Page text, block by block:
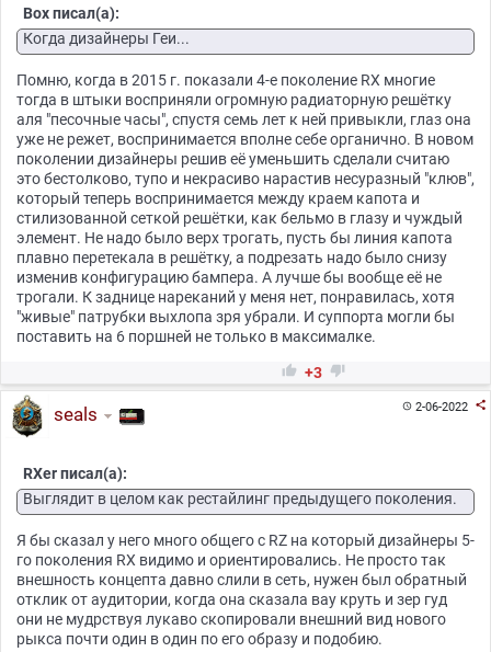
Box писал(а):
Когда дизайнеры Геи...
Помню, когда в 2015 г. показали 4-е поколение RX многие
тогда в штыки восприняли огромную радиаторную решётку
аля "песочные часы", спустя семь лет к ней привыкли, глаз она
уже не режет, воспринимается вполне себе органично. В новом
поколении дизайнеры решив её уменьшить сделали считаю
это бестолково, тупо и некрасиво нарастив несуразный "клюв",
который теперь воспринимается между краем капота и
стилизованной сеткой решётки, как бельмо в глазу и чуждый
элемент. Не надо было верх трогать, пусть бы линия капота
плавно перетекала в решётку, а подрезать надо было снизу
изменив конфигурацию бампера. А лучше бы вообще её не
трогали. К заднице нареканий у меня нет, понравилась, хотя
"живые" патрубки выхлопа зря убрали. И суппорта могли бы
поставить на 6 поршней не только в максималке.
 +3 
2-06-2022 
seals
RXer писал(а):
Выглядит в целом как рестайлинг предыдущего поколения.
Я бы сказал у него много общего с RZ на который дизайнеры 5-
го поколения RX видимо и ориентировались. Не просто так
внешность концепта давно слили в сеть, нужен был обратный
отклик от аудитории, когда она сказала вау круть и зер гуд
они не мудрствуя лукаво скопировали внешний вид нового
рыкса почти один в один по его образу и подобию.